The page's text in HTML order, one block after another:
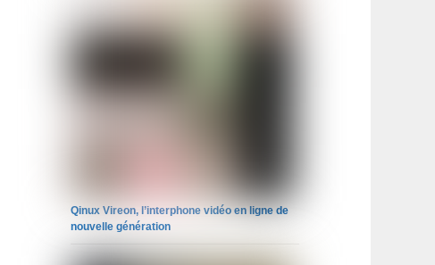
Qinux Vireon, l’interphone vidéo en ligne de
nouvelle génération